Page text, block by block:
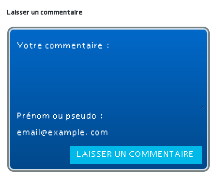
Laisser un commentaire